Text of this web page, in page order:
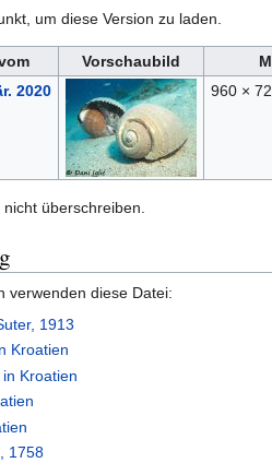
um diese Version zu laden.
Vorschaubild
2020 960 ×
überschreiben.
verwenden diese Datei:
1913
Kroatien
Kroatien
1758